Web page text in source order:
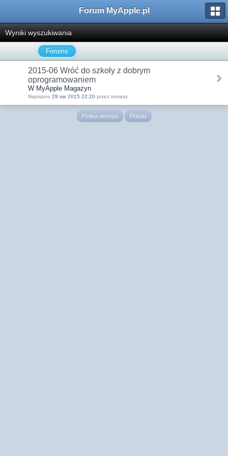
Forum MyApple.pl
Wyniki wyszukiwania
Forums
2015-06 Wróć do szkoły z dobrym
oprogramowaniem
W MyApple Magazyn
Napisano 29 sie 2015 22:20 przez tomasz
Pełna wersja Polski